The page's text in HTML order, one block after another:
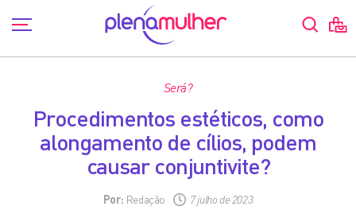
Será?
Procedimentos estéticos, como
alongamento de cílios, podem
causar conjuntivite?
Por: Redação 7 julho de 2023